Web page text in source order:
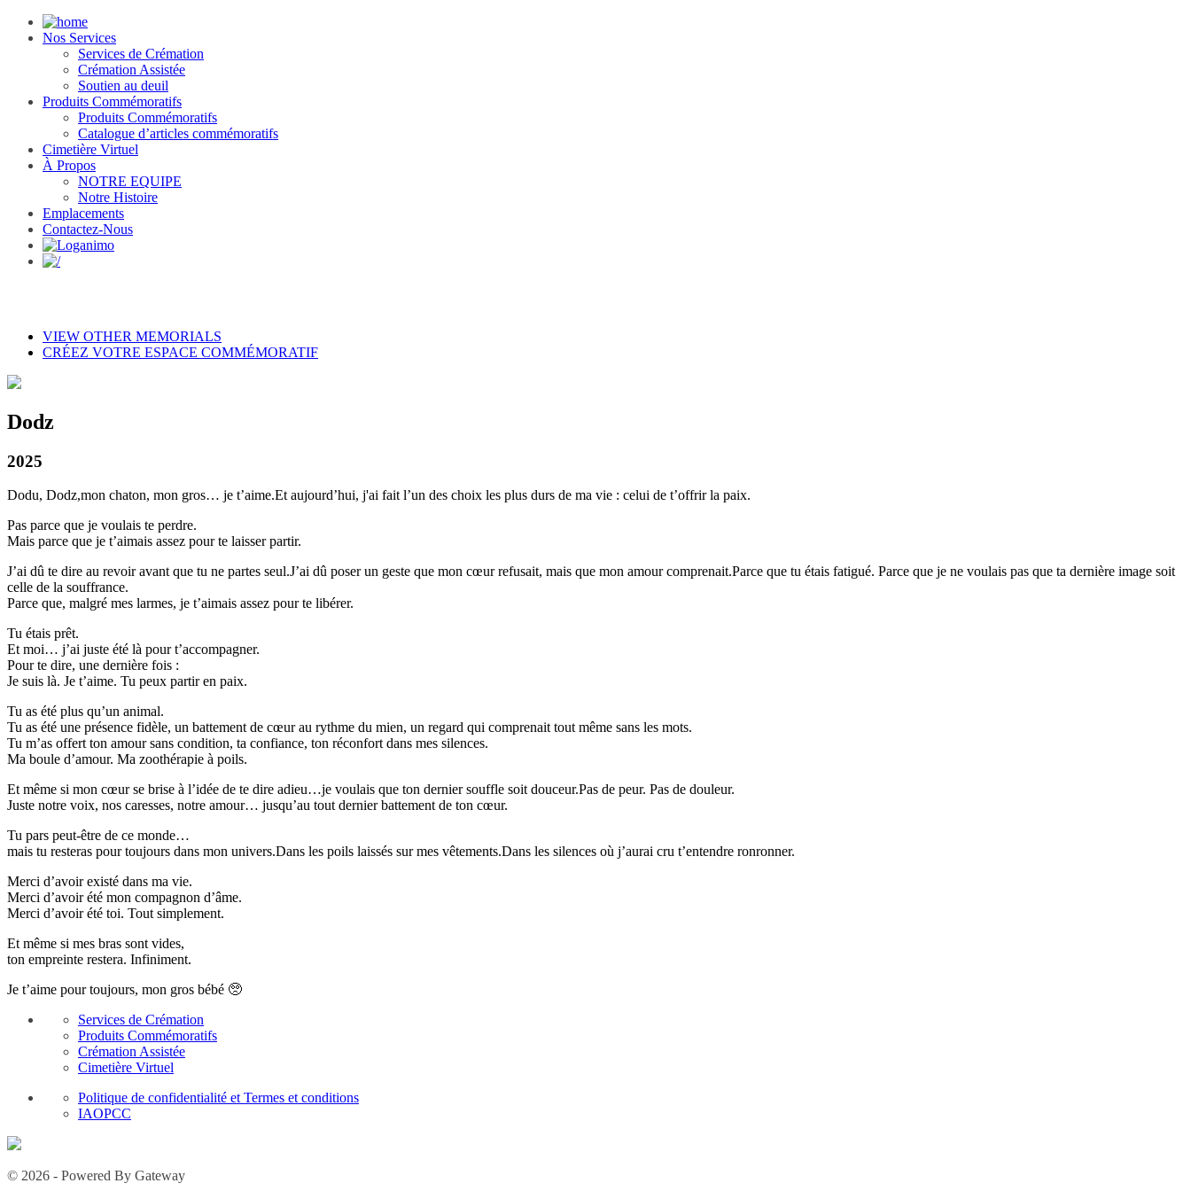
Nos Services
Services de Crémation
Crémation Assistée
Soutien au deuil
Produits Commémoratifs
Produits Commémoratifs
Catalogue d’articles commémoratifs
Cimetière Virtuel
À Propos
NOTRE EQUIPE
Notre Histoire
Emplacements
Contactez-Nous
VIEW OTHER MEMORIALS
CRÉEZ VOTRE ESPACE COMMÉMORATIF
Dodz
2025
Dodu, Dodz,mon chaton, mon gros… je t’aime.Et aujourd’hui, j'ai fait l’un des choix les plus durs de ma vie : celui de t’offrir la paix.
Pas parce que je voulais te perdre.
Mais parce que je t’aimais assez pour te laisser partir.
J’ai dû te dire au revoir avant que tu ne partes seul.J’ai dû poser un geste que mon cœur refusait, mais que mon amour comprenait.Parce que tu étais fatigué. Parce que je ne voulais pas que ta dernière image soit
celle de la souffrance.
Parce que, malgré mes larmes, je t’aimais assez pour te libérer.
Tu étais prêt.
Et moi… j’ai juste été là pour t’accompagner.
Pour te dire, une dernière fois :
Je suis là. Je t’aime. Tu peux partir en paix.
Tu as été plus qu’un animal.
Tu as été une présence fidèle, un battement de cœur au rythme du mien, un regard qui comprenait tout même sans les mots.
Tu m’as offert ton amour sans condition, ta confiance, ton réconfort dans mes silences.
Ma boule d’amour. Ma zoothérapie à poils.
Et même si mon cœur se brise à l’idée de te dire adieu…je voulais que ton dernier souffle soit douceur.Pas de peur. Pas de douleur.
Juste notre voix, nos caresses, notre amour… jusqu’au tout dernier battement de ton cœur.
Tu pars peut-être de ce monde…
mais tu resteras pour toujours dans mon univers.Dans les poils laissés sur mes vêtements.Dans les silences où j’aurai cru t’entendre ronronner.
Merci d’avoir existé dans ma vie.
Merci d’avoir été mon compagnon d’âme.
Merci d’avoir été toi. Tout simplement.
Et même si mes bras sont vides,
ton empreinte restera. Infiniment.
Je t’aime pour toujours, mon gros bébé 🥺
Services de Crémation
Produits Commémoratifs
Crémation Assistée
Cimetière Virtuel
Politique de confidentialité et Termes et conditions
IAOPCC
© 2026 - Powered By Gateway